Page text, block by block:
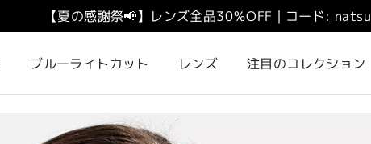
【夏の感謝祭📢】 レンズ全品30％OFF｜コード: natsu
ブルーライトカット レンズ 注目のコレクション